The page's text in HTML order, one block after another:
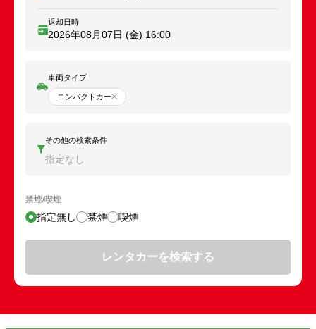
返却日時
2026年08月07日 (金) 16:00
車両タイプ
コンパクトカー
その他の検索条件
指定なし
禁煙/喫煙
指定無し 禁煙 喫煙
レンタカーを検索する